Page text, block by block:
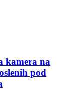
kamera na
pod